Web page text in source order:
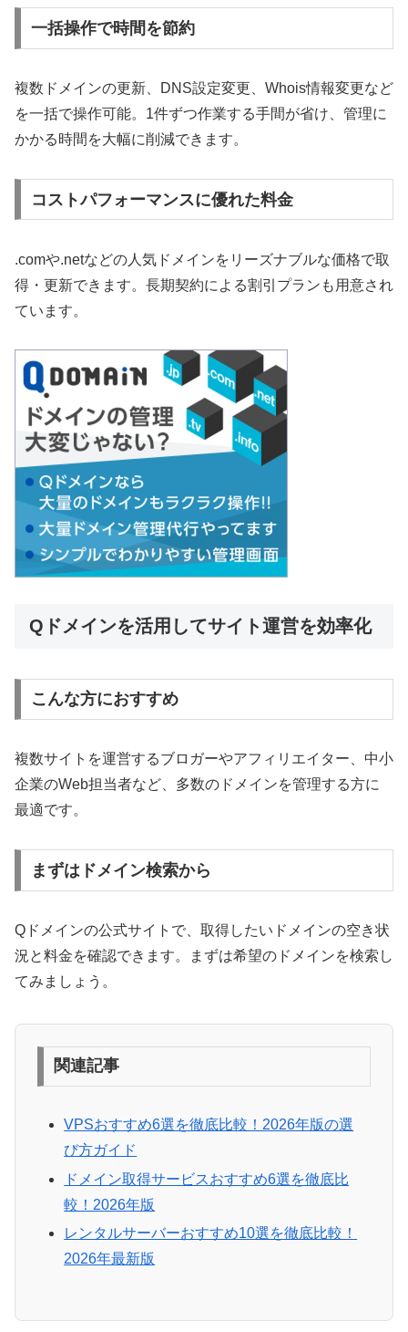
一括操作で時間を節約
複数ドメインの更新、DNS設定変更、Whois情報変更など
を一括で操作可能。1件ずつ作業する手間が省け、管理に
かかる時間を大幅に削減できます。
コストパフォーマンスに優れた料金
.comや.netなどの人気ドメインをリーズナブルな価格で取
得・更新できます。長期契約による割引プランも用意され
ています。
Qドメインを活用してサイト運営を効率化
こんな方におすすめ
複数サイトを運営するブロガーやアフィリエイター、中小
企業のWeb担当者など、多数のドメインを管理する方に
最適です。
まずはドメイン検索から
Qドメインの公式サイトで、取得したいドメインの空き状
況と料金を確認できます。まずは希望のドメインを検索し
てみましょう。
関連記事
VPSおすすめ6選を徹底比較！2026年版の選
び方ガイド
ドメイン取得サービスおすすめ6選を徹底比
較！2026年版
レンタルサーバーおすすめ10選を徹底比較！
2026年最新版